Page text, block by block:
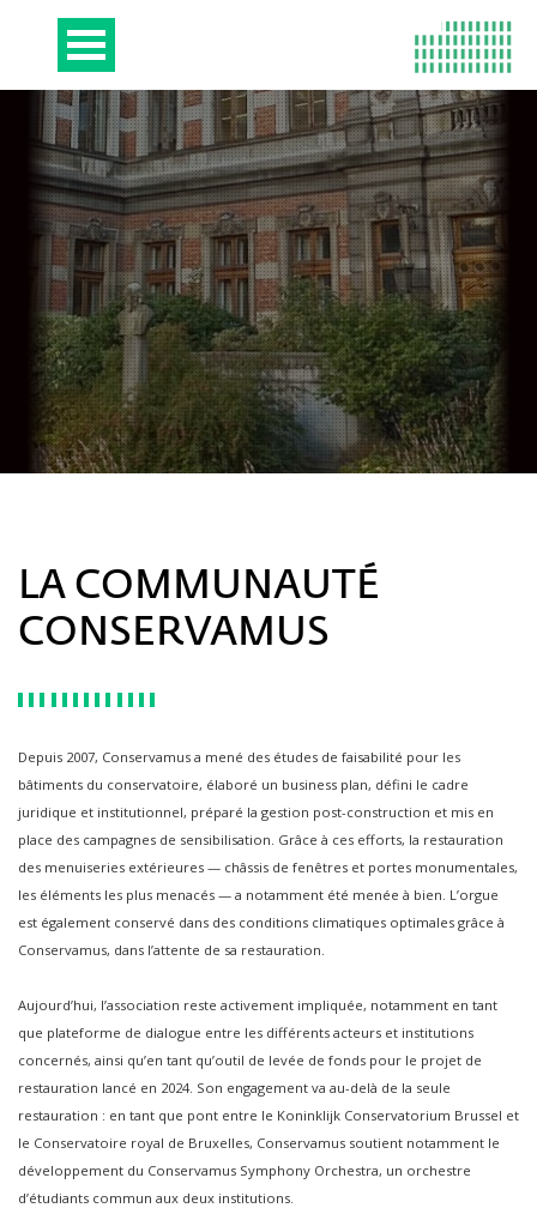
LA COMMUNAUTÉ
CONSERVAMUS
Depuis 2007, Conservamus a mené des études de faisabilité pour les
bâtiments du conservatoire, élaboré un business plan, défini le cadre
juridique et institutionnel, préparé la gestion post-construction et mis en
place des campagnes de sensibilisation. Grâce à ces efforts, la restauration
des menuiseries extérieures — châssis de fenêtres et portes monumentales,
les éléments les plus menacés — a notamment été menée à bien. L’orgue
est également conservé dans des conditions climatiques optimales grâce à
Conservamus, dans l’attente de sa restauration.
Aujourd’hui, l’association reste activement impliquée, notamment en tant
que plateforme de dialogue entre les différents acteurs et institutions
concernés, ainsi qu’en tant qu’outil de levée de fonds pour le projet de
restauration lancé en 2024. Son engagement va au-delà de la seule
restauration : en tant que pont entre le Koninklijk Conservatorium Brussel et
le Conservatoire royal de Bruxelles, Conservamus soutient notamment le
développement du Conservamus Symphony Orchestra, un orchestre
d’étudiants commun aux deux institutions.